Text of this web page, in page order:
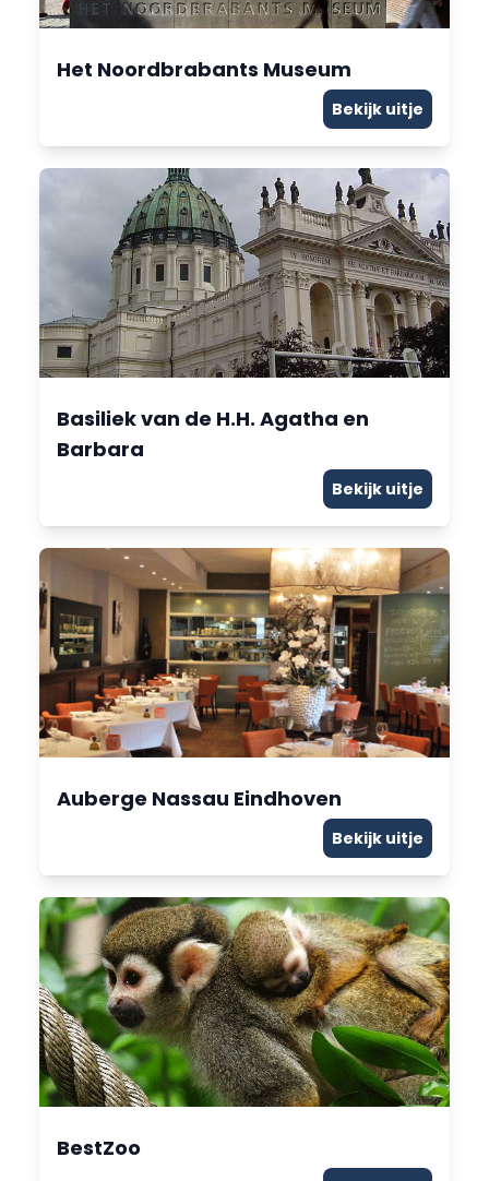
Het Noordbrabants Museum
Bekijk uitje
Basiliek van de H.H. Agatha en
Barbara
Bekijk uitje
Auberge Nassau Eindhoven
Bekijk uitje
BestZoo